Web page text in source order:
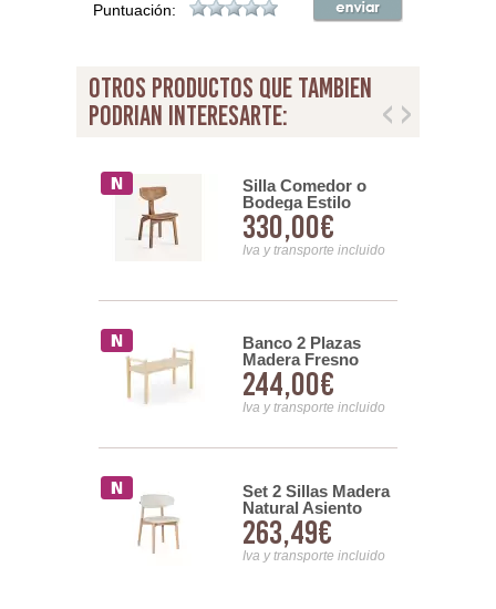
Puntuación:
otros productos que tambien
podrian interesarte:
Silla Comedor o
Bodega Estilo
Rustico
Contemporaneo
Anystedi
330,00€
Iva y transporte incluido
Banco 2 Plazas
Madera Fresno
Natural Asiento
Cuerda Alcegui
244,00€
Iva y transporte incluido
Set 2 Sillas Madera
Natural Asiento
Respaldo Tapizado
Asnara
263,49€
Iva y transporte incluido